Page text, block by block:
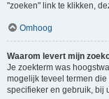
"zoeken" link te klikken,
Omhoog
Waarom levert mijn
Je zoekterm was
mogelijk teveel termen
specifieker en gebruik, bij